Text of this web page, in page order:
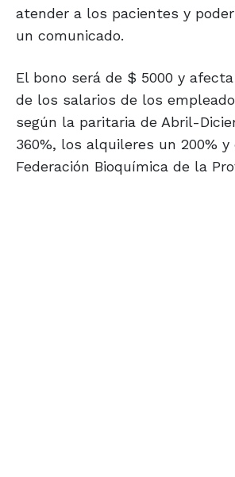
atender a los pacientes y
un comunicado.
El bono será de $ 5000 y
de los salarios de los
según la paritaria de Abril-
360%, los alquileres un 200%
Federación Bioquímica de la